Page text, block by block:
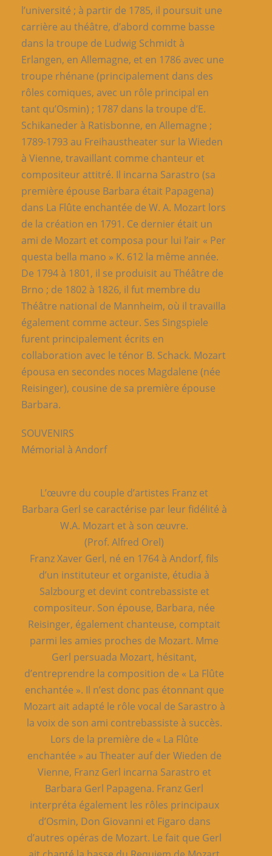
l’université ; à partir de 1785, il poursuit une
carrière au théâtre, d’abord comme basse
dans la troupe de Ludwig Schmidt à
Erlangen, en Allemagne, et en 1786 avec une
troupe rhénane (principalement dans des
rôles comiques, avec un rôle principal en
tant qu’Osmin) ; 1787 dans la troupe d’E.
Schikaneder à Ratisbonne, en Allemagne ;
1789-1793 au Freihaustheater sur la Wieden
à Vienne, travaillant comme chanteur et
compositeur attitré. Il incarna Sarastro (sa
première épouse Barbara était Papagena)
dans La Flûte enchantée de W. A. Mozart lors
de la création en 1791. Ce dernier était un
ami de Mozart et composa pour lui l’air « Per
questa bella mano » K. 612 la même année.
De 1794 à 1801, il se produisit au Théâtre de
Brno ; de 1802 à 1826, il fut membre du
Théâtre national de Mannheim, où il travailla
également comme acteur. Ses Singspiele
furent principalement écrits en
collaboration avec le ténor B. Schack. Mozart
épousa en secondes noces Magdalene (née
Reisinger), cousine de sa première épouse
Barbara.
SOUVENIRS
Mémorial à Andorf
L’œuvre du couple d’artistes Franz et
Barbara Gerl se caractérise par leur fidélité à
W.A. Mozart et à son œuvre.
(Prof. Alfred Orel)
Franz Xaver Gerl, né en 1764 à Andorf, fils
d’un instituteur et organiste, étudia à
Salzbourg et devint contrebassiste et
compositeur. Son épouse, Barbara, née
Reisinger, également chanteuse, comptait
parmi les amies proches de Mozart. Mme
Gerl persuada Mozart, hésitant,
d’entreprendre la composition de « La Flûte
enchantée ». Il n’est donc pas étonnant que
Mozart ait adapté le rôle vocal de Sarastro à
la voix de son ami contrebassiste à succès.
Lors de la première de « La Flûte
enchantée » au Theater auf der Wieden de
Vienne, Franz Gerl incarna Sarastro et
Barbara Gerl Papagena. Franz Gerl
interpréta également les rôles principaux
d’Osmin, Don Giovanni et Figaro dans
d’autres opéras de Mozart. Le fait que Gerl